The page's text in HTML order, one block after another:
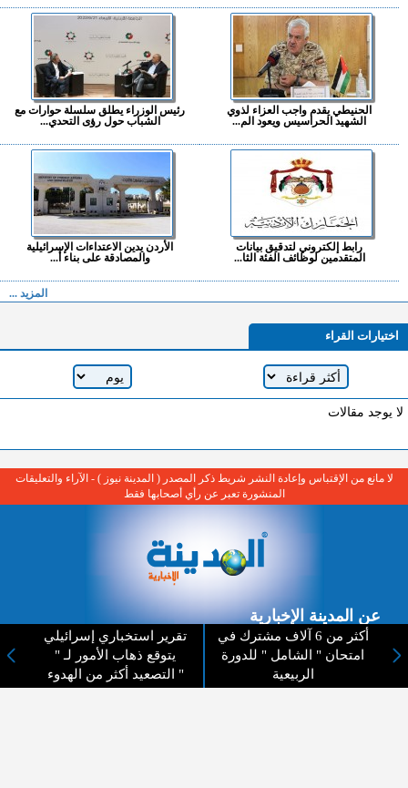
الحنيطي يقدم واجب العزاء لذوي
الشهيد الحراسيس ويعود الم...
رئيس الوزراء يطلق سلسلة حوارات مع
الشباب حول رؤى التحدي...
رابط إلكتروني لتدقيق بيانات
المتقدمين لوظائف الفئة الثا...
الأردن يدين الاعتداءات الإسرائيلية
والمصادقة على بناء أ...
المزيد ...
اختيارات القراء
لا يوجد مقالات
أكثر من 6 آلاف مشترك في
امتحان " الشامل " للدورة
الربيعية
تقرير استخباري إسرائيلي
يتوقع ذهاب الأمور لـ "
التصعيد أكثر من الهدوء "
لا مانع من الإقتباس وإعادة النشر شريط ذكر المصدر ( المدينة نيوز ) - الآراء والتعليقات
المنشورة تعبر عن رأي أصحابها فقط
عن المدينة الإخبارية
المدينة الإخبارية صحيفة الكترونية شاملة تابعة لشركة قنوات البث
الاردنية تنقل الاخبار المحلية الأردنية وأخبار فلسطين وأبرز الأخبار
العربية والدولية لحظة حدوثها بمهنية رفيعة ليكون العالم بما يجري